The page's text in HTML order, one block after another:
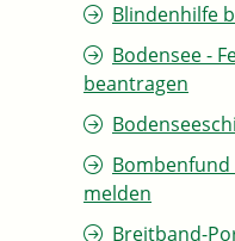
Blindenhilfe
Bodensee -
beantragen
melden
Breitband-